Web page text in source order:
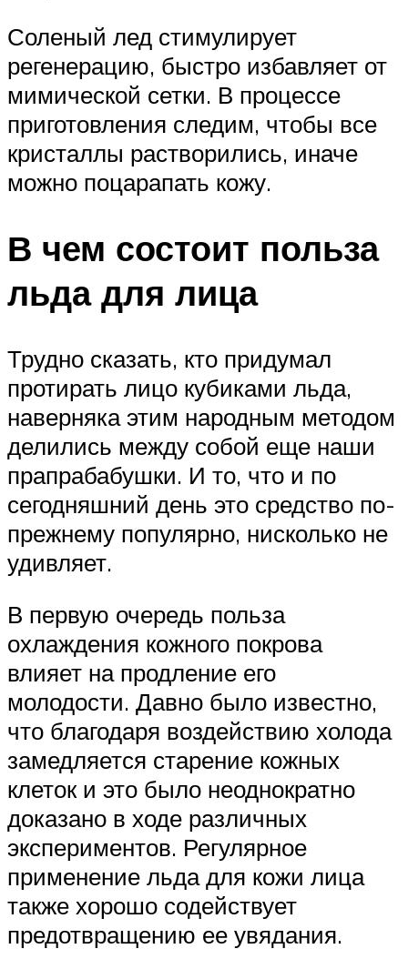
Соленый лед стимулирует
регенерацию, быстро избавляет от
мимической сетки. В процессе
приготовления следим, чтобы все
кристаллы растворились, иначе
можно поцарапать кожу.
В чем состоит польза
льда для лица
Трудно сказать, кто придумал
протирать лицо кубиками льда,
наверняка этим народным методом
делились между собой еще наши
прапрабабушки. И то, что и по
сегодняшний день это средство по-
прежнему популярно, нисколько не
удивляет.
В первую очередь польза
охлаждения кожного покрова
влияет на продление его
молодости. Давно было известно,
что благодаря воздействию холода
замедляется старение кожных
клеток и это было неоднократно
доказано в ходе различных
экспериментов. Регулярное
применение льда для кожи лица
также хорошо содействует
предотвращению ее увядания.